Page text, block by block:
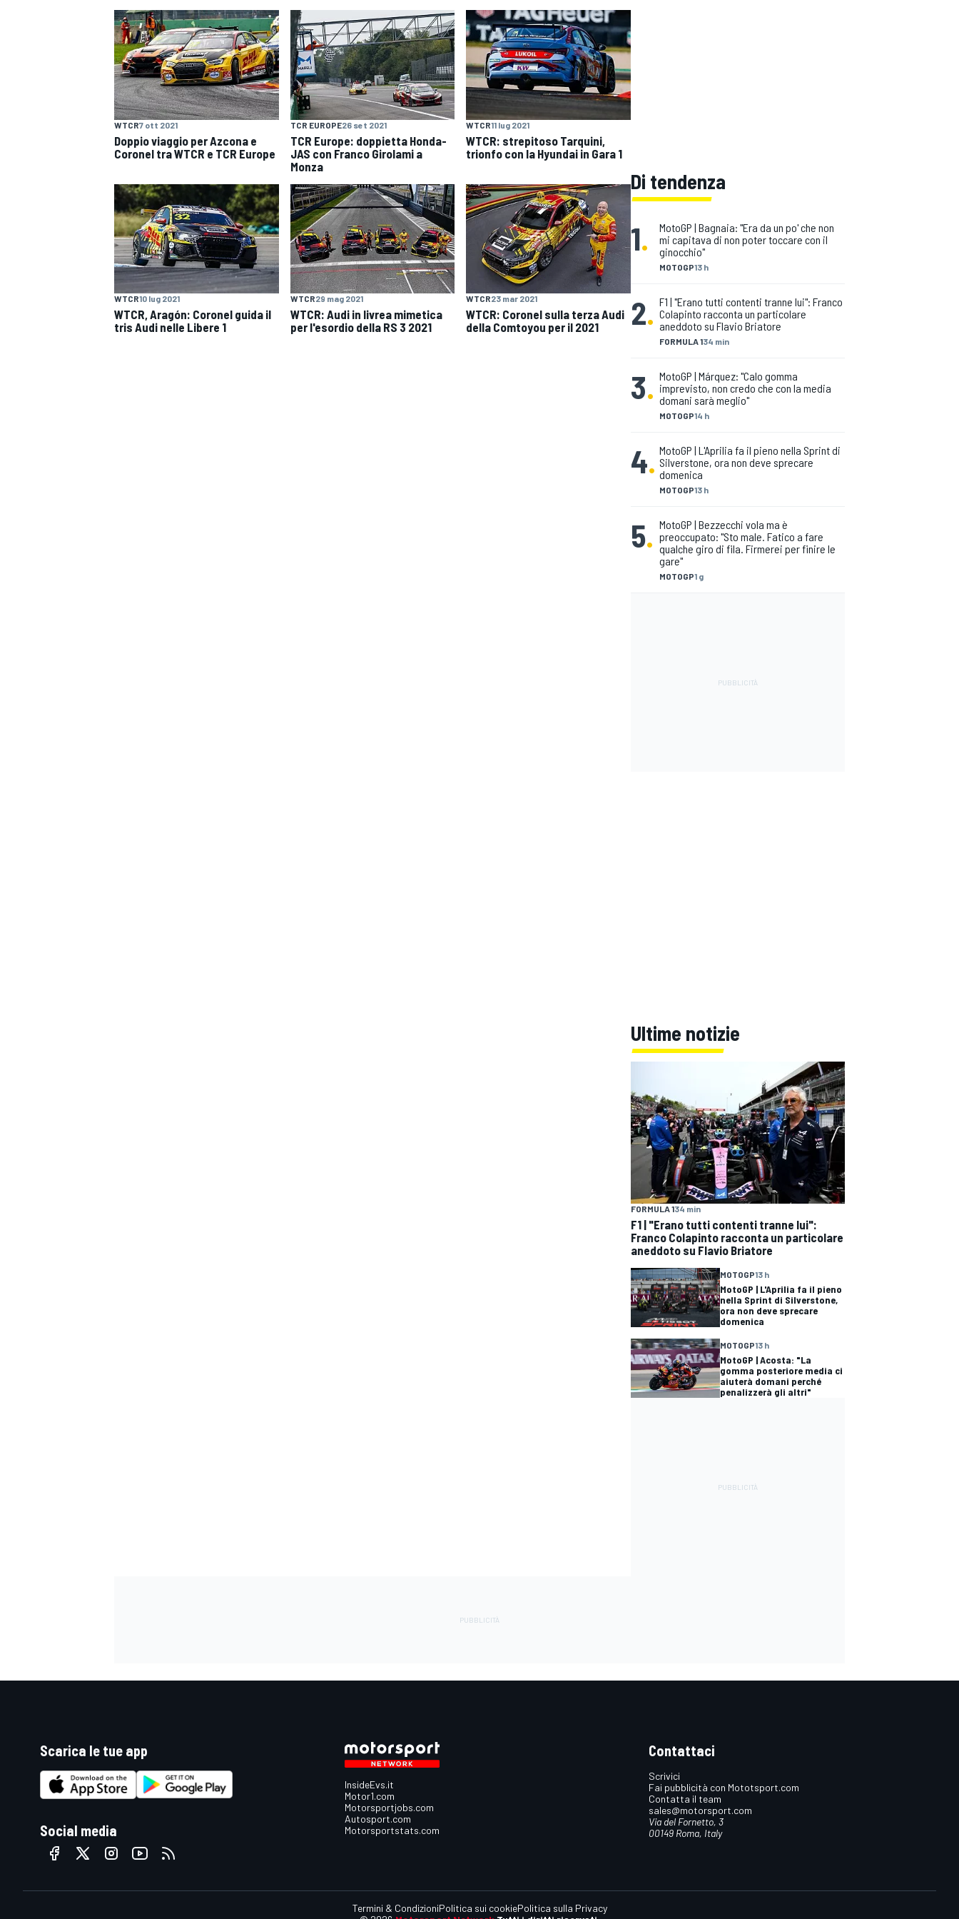
MONOPOSTO
WTCR7 ott 2021
Doppio viaggio per Azcona e
Coronel tra WTCR e TCR Europe
TCR EUROPE26 set 2021
TCR Europe: doppietta Honda-
JAS con Franco Girolami a
Monza
WTCR11 lug 2021
WTCR: strepitoso Tarquini,
trionfo con la Hyundai in Gara 1
WTCR10 lug 2021
WTCR, Aragón: Coronel guida il
tris Audi nelle Libere 1
WTCR29 mag 2021
WTCR: Audi in livrea mimetica
per l'esordio della RS 3 2021
WTCR23 mar 2021
WTCR: Coronel sulla terza Audi
della Comtoyou per il 2021
Di tendenza
1.
MOTOGP13 h
MotoGP | Bagnaia: "Era da un po' che non
mi capitava di non poter toccare con il
ginocchio"
2.
FORMULA 134 min
F1 | "Erano tutti contenti tranne lui": Franco
Colapinto racconta un particolare
aneddoto su Flavio Briatore
3.
MOTOGP14 h
MotoGP | Márquez: "Calo gomma
imprevisto, non credo che con la media
domani sarà meglio"
4.
MOTOGP13 h
MotoGP | L'Aprilia fa il pieno nella Sprint di
Silverstone, ora non deve sprecare
domenica
5.
MOTOGP1 g
MotoGP | Bezzecchi vola ma è
preoccupato: "Sto male. Fatico a fare
qualche giro di fila. Firmerei per finire le
gare"
Ultime notizie
FORMULA 134 min
F1 | "Erano tutti contenti tranne lui":
Franco Colapinto racconta un particolare
aneddoto su Flavio Briatore
MOTOGP13 h
MotoGP | L'Aprilia fa il pieno
nella Sprint di Silverstone,
ora non deve sprecare
domenica
MOTOGP13 h
MotoGP | Acosta: "La
gomma posteriore media ci
aiuterà domani perché
penalizzerà gli altri"
Scarica le tue app
Social media
InsideEvs.it
Motor1.com
Motorsportjobs.com
Autosport.com
Motorsportstats.com
Contattaci
Scrivici
Fai pubblicità con Mototsport.com
Contatta il team
sales@motorsport.com
Via del Fornetto, 3
00149 Roma, Italy
Termini & CondizioniPolitica sui cookiePolitica sulla Privacy